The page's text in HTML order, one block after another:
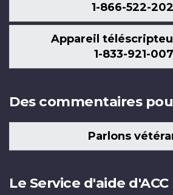
1-866-522-
Appareil
1-833-921-
Des commentaires
Parlons
Le Service d'aide d'ACC